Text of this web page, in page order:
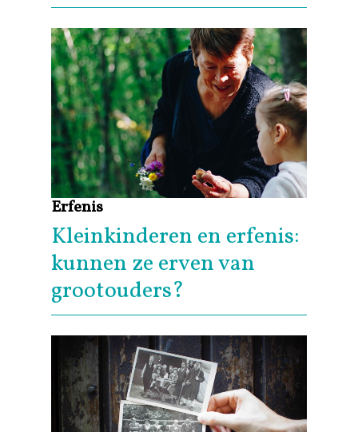
Erfenis
Kleinkinderen en erfenis:
kunnen ze erven van
grootouders?